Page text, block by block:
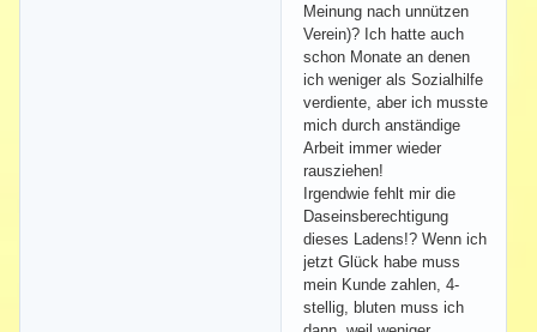
Meinung nach unnützen
Verein)? Ich hatte auch
schon Monate an denen
ich weniger als Sozialhilfe
verdiente, aber ich musste
mich durch anständige
Arbeit immer wieder
rausziehen!
Irgendwie fehlt mir die
Daseinsberechtigung
dieses Ladens!? Wenn ich
jetzt Glück habe muss
mein Kunde zahlen, 4-
stellig, bluten muss ich